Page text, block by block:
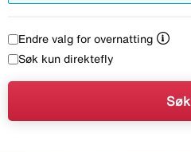
Endre valg for overnatting
Søk kun direktefly
Søk